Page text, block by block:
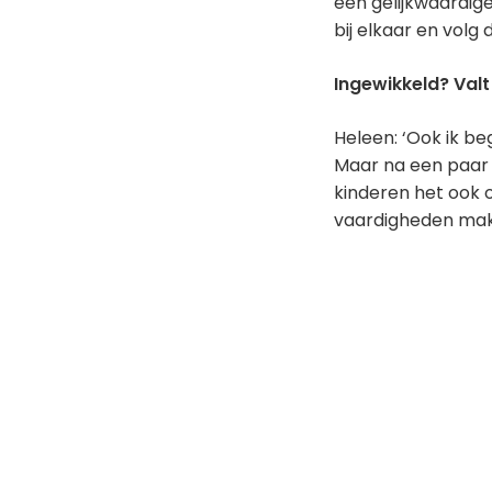
bij elkaar en volg
Ingewikkeld?
Heleen: ‘Ook ik
Maar na een
kinderen het ook
vaardigheden